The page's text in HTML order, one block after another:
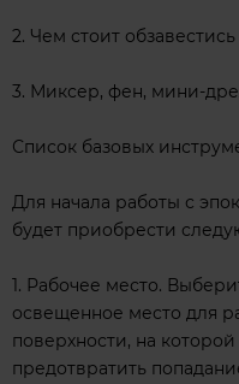
2. Чем стоит
3. Миксер, фен, мини-
Список базовых
Для начала работы с
будет приобрести
1. Рабочее место.
освещенное место для
поверхности, на
предотвратить